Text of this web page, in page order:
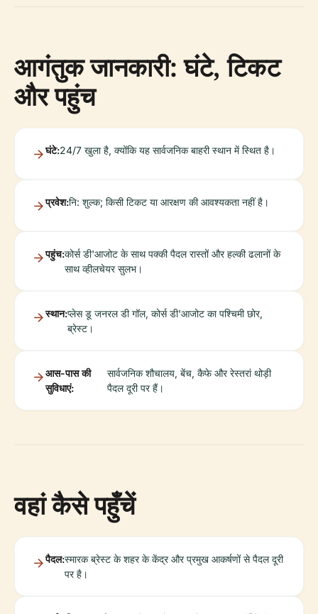
आगंतुक जानकारी: घंटे, टिकट
और पहुंच
घंटे:24/7 खुला है, क्योंकि यह सार्वजनिक बाहरी स्थान में स्थित है।
प्रवेश:नि: शुल्क; किसी टिकट या आरक्षण की आवश्यकता नहीं है।
पहुंच:कोर्स डी'आजोट के साथ पक्की पैदल रास्तों और हल्की ढलानों के
साथ व्हीलचेयर सुलभ।
स्थान:प्लेस डू जनरल डी गॉल, कोर्स डी'आजोट का पश्चिमी छोर,
ब्रेस्ट।
आस-पास की
सुविधाएं:
सार्वजनिक शौचालय, बेंच, कैफे और रेस्तरां थोड़ी
पैदल दूरी पर हैं।
वहां कैसे पहुँचें
पैदल:स्मारक ब्रेस्ट के शहर के केंद्र और प्रमुख आकर्षणों से पैदल दूरी
पर है।